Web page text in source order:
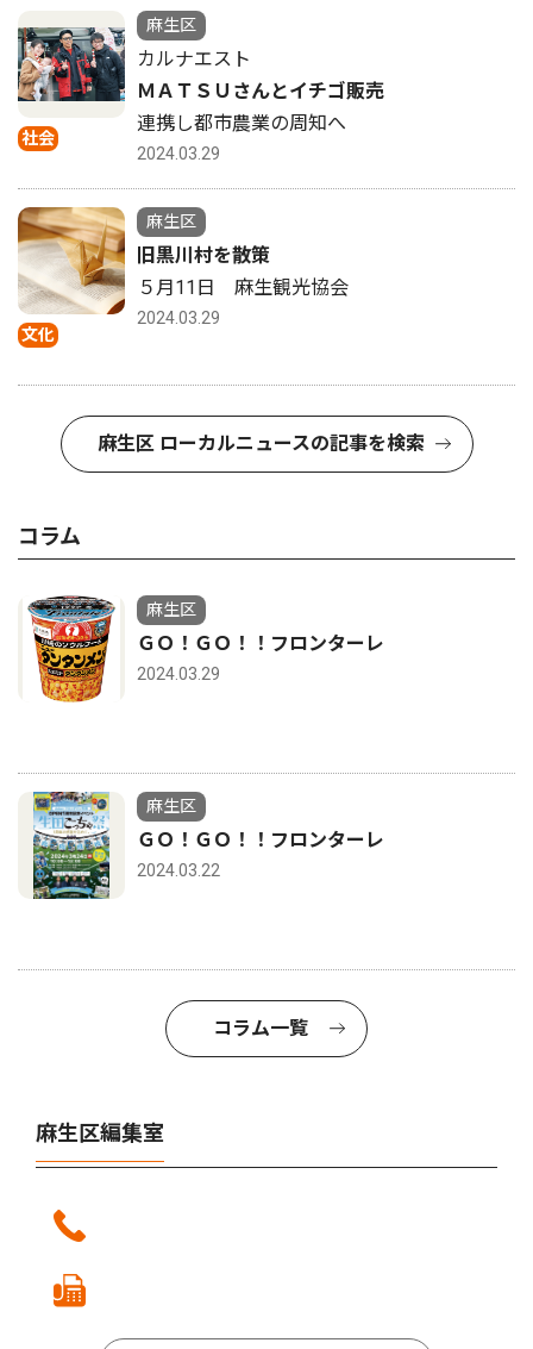
社会
麻生区
カルナエスト
ＭＡＴＳＵさんとイチゴ販売
連携し都市農業の周知へ
2024.03.29
文化
麻生区
旧黒川村を散策
５月11日 麻生観光協会
2024.03.29
麻生区 ローカルニュースの記事を検索
コラム
麻生区
ＧＯ！ＧＯ！！フロンターレ
2024.03.29
麻生区
ＧＯ！ＧＯ！！フロンターレ
2024.03.22
コラム一覧
麻生区編集室